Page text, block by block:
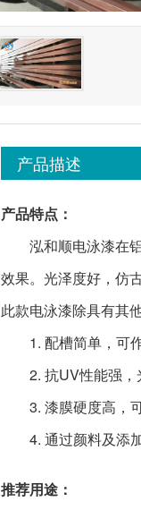
产品描述
产品特点：
泓和顺电泳漆在
效果。光泽度好，仿
此款电泳漆除具有其
1. 配槽简单，可
2. 抗UV性能强
3. 漆膜硬度高，
4. 通过颜料及添
推荐用途：